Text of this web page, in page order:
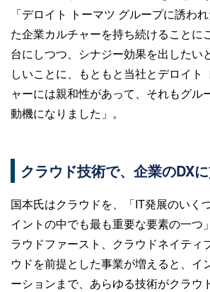
「デロイト トーマツ グループに誘わ
た企業カルチャーを持ち続けることに
台にしつつ、シナジー効果を出したい
しいことに、もともと当社とデロイト
ャーには親和性があって、それもグル
動機になりました」。
クラウド技術で、企業のDX
国本氏はクラウドを、「IT発展のいく
イントの中でも最も重要な要素の一つ
ラウドファースト、クラウドネイティ
ウドを前提とした事業が増えると、イ
ーションまで、あらゆる技術がクラウ